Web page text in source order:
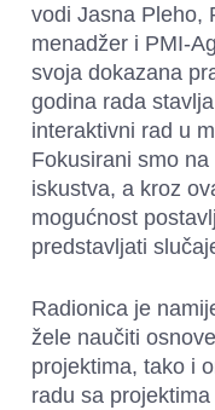
vodi Jasna Pleho,
menadžer i PMI-
svoja dokazana
godina rada
interaktivni rad u
Fokusirani smo
iskustva, a kroz
mogućnost
predstavljati
Radionica je
žele naučiti
projektima, tako i
radu sa